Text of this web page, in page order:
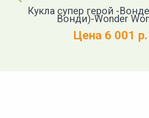
Кукла супер герой -
Вонди)-Wonder
Цена 6 001 р.